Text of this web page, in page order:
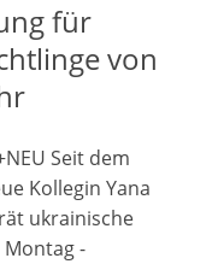
für
von
Seit dem
Kollegin Yana
ukrainische
-